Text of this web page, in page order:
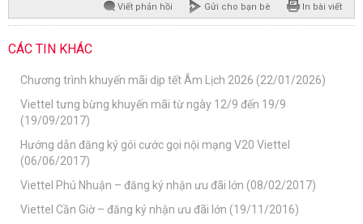
Viết phản hồi Gửi cho bạn bè In bài viết
CÁC TIN KHÁC
Chương trình khuyến mãi dịp tết Âm Lịch 2026 (22/01/2026)
Viettel tưng bừng khuyến mãi từ ngày 12/9 đến 19/9
(19/09/2017)
Hướng dẫn đăng ký gói cước gọi nội mạng V20 Viettel
(06/06/2017)
Viettel Phú Nhuận – đăng ký nhận ưu đãi lớn (08/02/2017)
Viettel Cần Giờ – đăng ký nhận ưu đãi lớn (19/11/2016)